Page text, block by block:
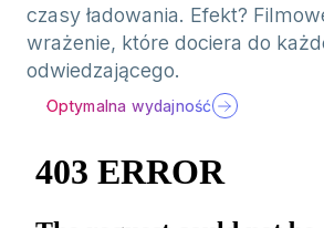
czasy ładowania. Efekt?
wrażenie, które dociera do
odwiedzającego.
Optymalna wydajność